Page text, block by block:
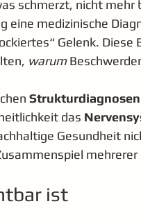
schmerzt, nicht mehr
medizinische
Gelenk. Diese
warum
das
Gesundheit
mehrerer
ist